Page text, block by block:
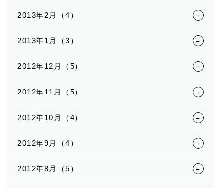
2013年2月（4）
2013年1月（3）
2012年12月（5）
2012年11月（5）
2012年10月（4）
2012年9月（4）
2012年8月（5）